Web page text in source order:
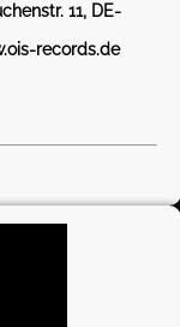
11, DE-
records.de